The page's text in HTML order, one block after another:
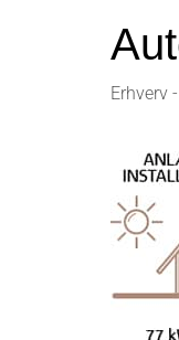
Erhverv